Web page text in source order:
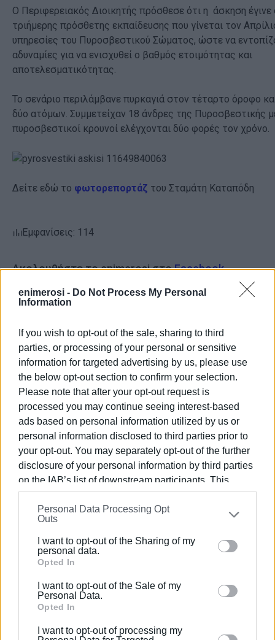
enimerosi - Do Not Process My Personal
Information
If you wish to opt-out of the sale, sharing to third
parties, or processing of your personal or sensitive
information for targeted advertising by us, please use
the below opt-out section to confirm your selection.
Please note that after your opt-out request is
processed you may continue seeing interest-based
ads based on personal information utilized by us or
personal information disclosed to third parties prior to
your opt-out. You may separately opt-out of the further
disclosure of your personal information by third parties
on the IAB’s list of downstream participants. This
information may also be disclosed by us to third parties
on theIAB’s List of Downstream Participants
that may
further disclose it to other third parties.
Please note that this website/app uses one or more
Google services and may gather and store information
behaviour. You may click to grant or deny consent to
Google and its third-party tags to use your data for
section.
Personal Data Processing Opt
Outs
I want to opt-out of the Sharing of my
personal data.
Opted In
I want to opt-out of the Sale of my
Personal Data.
Opted In
I want to opt-out of processing my
Ο Περιφερειακός Διοικητής πρόσθεσε ότι η άσκηση έγινε
τριήμερης πρόσθετης εκπαίδευσης που γίνεται τον
υπηρεσίες του Πυροσβεστικού Σώματος, ώστε να
αδυναμίες για να ενισχυθεί ο βαθμός ετοιμότητας και
αποτελεσματικότητας.
Το σενάριο περιλάμβανε πυρκαγιά στον τέταρτο όροφο
δύο ατόμων. Συμμετείχαν 18 άνδρες της Πυροσβεστικής
πυροσβεστικοί κρουνοί ελέγχονται δύο φορές τον χρόνο.
Δείτε εδώ το φωτορεπορτάζ του Σταμάτη Καταπόδη
Εμφανίσεις: 114
Ακολουθήστε το enimerosi στοFacebook